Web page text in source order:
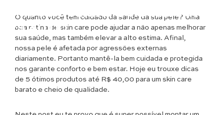
Skin care barato: 5 produtos até
R$ 40,00
O quanto você tem cuidado da saúde da sua pele? Uma
boa rotina de skin care pode ajudar a não apenas melhorar
sua saúde, mas também elevar a alto estima. Afinal,
nossa pele é afetada por agressões externas
diariamente. Portanto mantê-la bem cuidada e protegida
nos garante conforto e bem estar. Hoje eu trouxe dicas
de 5 ótimos produtos até R$ 40,00 para um skin care
barato e cheio de qualidade.